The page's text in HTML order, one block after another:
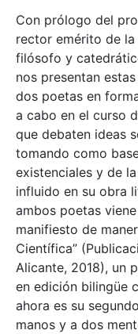
Con prólogo del
rector emérito de la
filósofo y
nos presentan estas
dos poetas en
a cabo en el curso
que debaten ideas
tomando como
existenciales y de
influido en su obra
ambos poetas
manifiesto de
Científica”
Alicante, 2018), un
en edición bilingüe
ahora es su
manos y a dos